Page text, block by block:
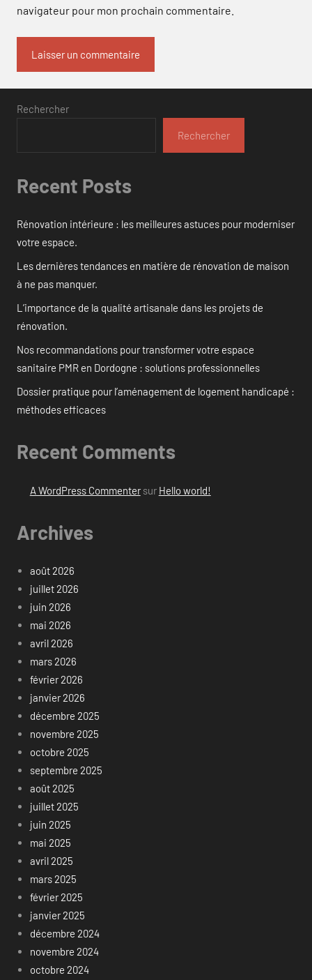
navigateur pour mon prochain commentaire.
Rechercher
Rechercher
Recent Posts
Rénovation intérieure : les meilleures astuces pour moderniser
votre espace.
Les dernières tendances en matière de rénovation de maison
à ne pas manquer.
L’importance de la qualité artisanale dans les projets de
rénovation.
Nos recommandations pour transformer votre espace
sanitaire PMR en Dordogne : solutions professionnelles
Dossier pratique pour l’aménagement de logement handicapé :
méthodes efficaces
Recent Comments
A WordPress Commentersur Hello world!
Archives
août 2026
juillet 2026
juin 2026
mai 2026
avril 2026
mars 2026
février 2026
janvier 2026
décembre 2025
novembre 2025
octobre 2025
septembre 2025
août 2025
juillet 2025
juin 2025
mai 2025
avril 2025
mars 2025
février 2025
janvier 2025
décembre 2024
novembre 2024
octobre 2024